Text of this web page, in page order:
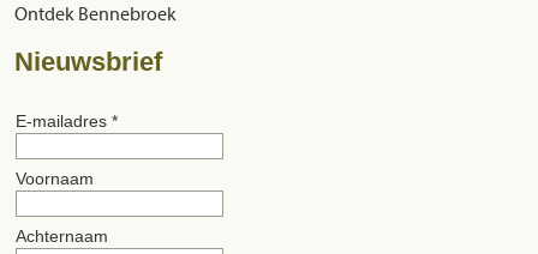
Ontdek Bennebroek
Nieuwsbrief